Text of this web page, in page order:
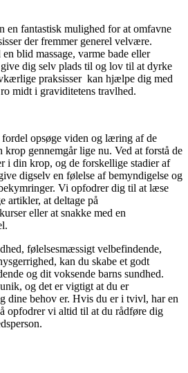
en fantastisk mulighed for at omfavne
der fremmer generel velvære.
blid massage, varme bade eller
dig selv plads til og lov til at dyrke
praksisser kan hjælpe dig med
midt i graviditetens travlhed.
opsøge viden og læring af de
krop gennemgår lige nu. Ved at forstå de
i din krop, og de forskellige stadier af
digselv en følelse af bemyndigelse og
Vi opfodrer dig til at læse
artikler, at deltage på
eller at snakke med en
følelsesmæssigt velbefindende,
kan du skabe et godt
og dit voksende barns sundhed.
og det er vigtigt at du er
dine behov er. Hvis du er i tvivl, har en
opfodrer vi altid til at du rådføre dig